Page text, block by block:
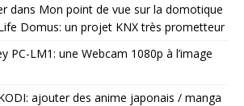
dans Mon point de vue sur la domotique
Domus: un projet KNX très prometteur
PC-LM1: une Webcam 1080p à l’image
ajouter des anime japonais / manga